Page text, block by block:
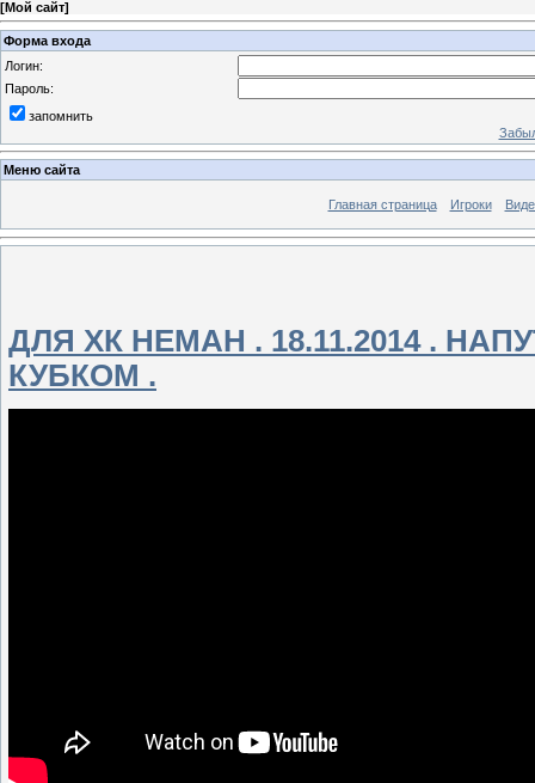
[Мой сайт]
Форма входа
Логин:
Пароль:
запомнить
Меню сайта
Главная страница Игроки
ДЛЯ ХК НЕМАН . 18.11.2014 .
КУБКОМ .